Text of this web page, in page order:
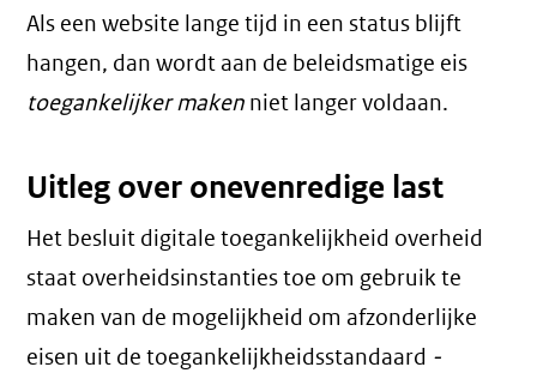
Als een website lange tijd in een status blijft
hangen, dan wordt aan de beleidsmatige eis
toegankelijker maken niet langer voldaan.
Uitleg over onevenredige last
Het besluit digitale toegankelijkheid overheid
staat overheidsinstanties toe om gebruik te
maken van de mogelijkheid om afzonderlijke
eisen uit de toegankelijkheidsstandaard -